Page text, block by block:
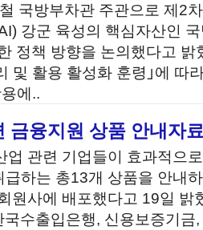
국방부차관 주관으로 제2
강군 육성의 핵심자산인
정책 방향을 논의했다고
및 활용 활성화 훈령｣에 따
에..
금융지원 상품 안내자
업 관련 기업들이 효과적으
하는 총13개 상품을 안내
원사에 배포했다고 19일 밝
수출입은행, 신용보증기